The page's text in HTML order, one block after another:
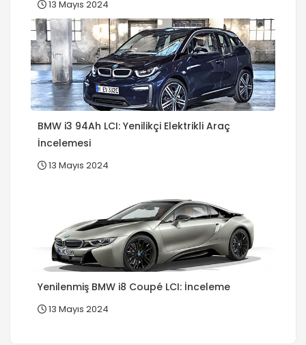
13 Mayıs 2024
BMW i3 94Ah LCI: Yenilikçi Elektrikli Araç
İncelemesi
13 Mayıs 2024
Yenilenmiş BMW i8 Coupé LCI: İnceleme
13 Mayıs 2024